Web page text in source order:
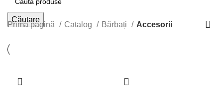
Căutare
Prima pagină Catalog Bărbați Accesorii